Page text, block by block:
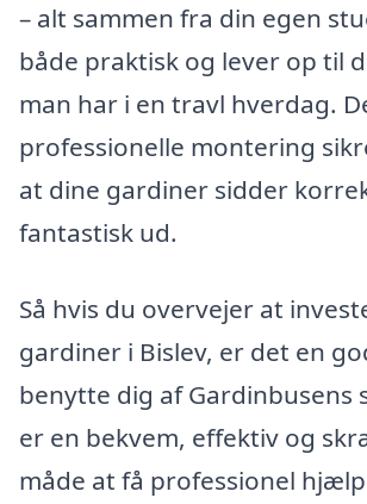
– alt sammen fra din egen
både praktisk og lever op til
man har i en travl hverdag.
professionelle montering
at dine gardiner sidder
fantastisk ud.
Så hvis du overvejer at
gardiner i Bislev, er det en
benytte dig af Gardinbusens
er en bekvem, effektiv og
måde at få professionel